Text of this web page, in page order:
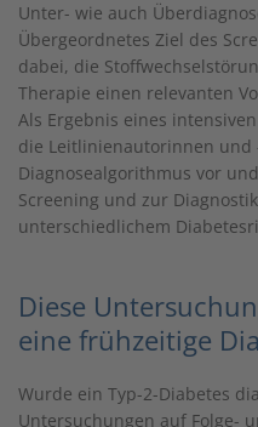
Unter- wie auch
Übergeordnetes Ziel des
dabei, die
Therapie einen relevanten
Als Ergebnis eines
die Leitlinienautorinnen und
Diagnosealgorithmus vor
Screening und zur
unterschiedlichem
Diese
eine frühzeitige
Wurde ein Typ-2-Diabetes
Untersuchungen auf Folge-